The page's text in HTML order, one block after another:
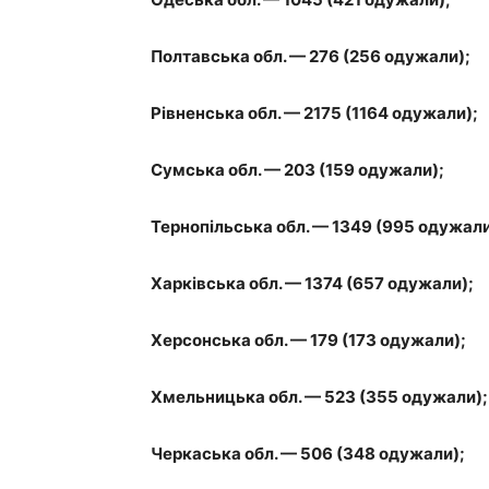
Полтавська обл. — 276 (256 одужали);
Рівненська обл. — 2175 (1164 одужали);
Сумська обл. — 203 (159 одужали);
Тернопільська обл. — 1349 (995
Харківська обл. — 1374 (657 одужали);
Херсонська обл. — 179 (173 одужали);
Хмельницька обл. — 523 (355 одужали);
Черкаська обл. — 506 (348 одужали);